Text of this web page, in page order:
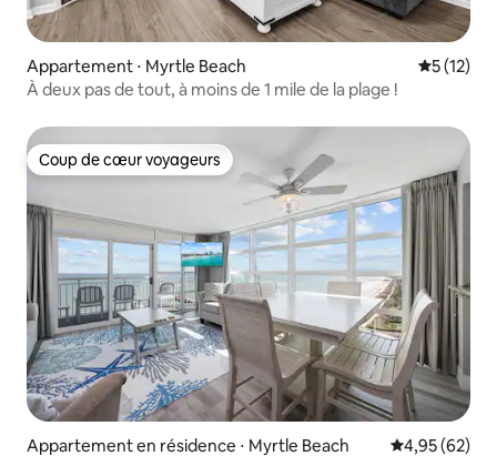
Appartement ⋅ Myrtle Beach
5 (12)
À deux pas de tout, à moins de 1 mile de la plage !
Coup de cœur voyageurs
Coup de cœur voyageurs
Appartement en résidence ⋅ Myrtle Beach Évaluation
4,95 (62)